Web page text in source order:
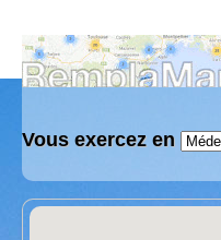
Vous exercez en